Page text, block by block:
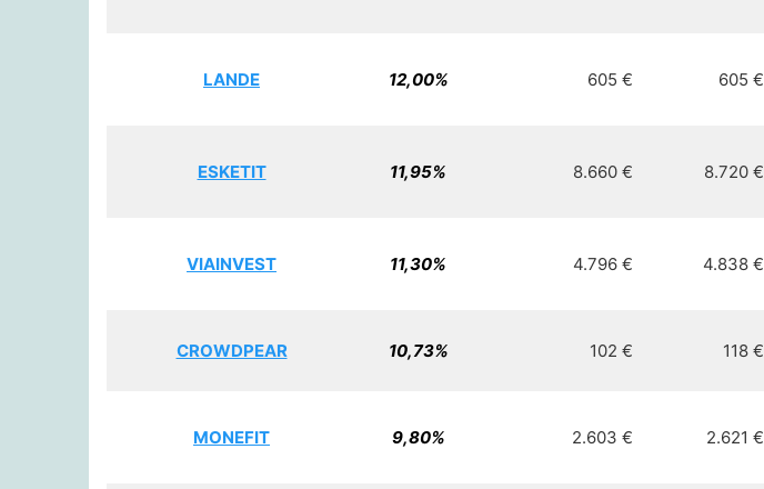
LANDE 12,00% 605 € 605 €
ESKETIT 11,95% 8.660 € 8.720 €
VIAINVEST 11,30% 4.796 € 4.838 €
CROWDPEAR 10,73% 102 € 118 €
MONEFIT 9,80% 2.603 € 2.621 €